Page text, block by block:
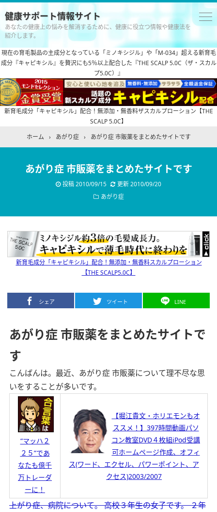
健康サポート情報サイト
あなたの健康上の悩みを解消するために、健康に役立つ情報や健康法を
紹介します。
現在の育毛製品の主成分となっている「ミノキシジル」や「M-034」超える新育毛
成分『キャピキシル』を贅沢にも5％以上配合した『THE SCALP 5.0C（ザ・スカル
プ5.0C）』
新育毛成分「キャピキシル」配合！無添加・無香料ザスカルプローション【THE
SCALP 5.0C】
ホーム
› あがり症 › あがり症 市販薬をまとめたサイトです
あがり症 市販薬をまとめたサイトです
投稿2010/09/15 更新2010/09/20
あがり症
新育毛成分「キャピキシル」配合！無添加・無香料スカルプローション
【THE SCALP5.0C】
シェア ツイート LINE
あがり症 市販薬をまとめたサイトで
す
こんばんは。 最近、あがり症 市販薬について理不尽な思
いをすることが多いです。
“マッハ２
２５”であ
なたも億千
万トレーダ
ーに！
【堀江貴文・ホリエモンもオ
ススメ！】397時間動画パソ
コン教室DVD４枚組iPod受講
可ホームページ作成、オフィ
ス(ワード、エクセル、パワーポイント、ア
クセス)2003/2007
上がり症、病院について。 高校３年生の女子です。 ２年